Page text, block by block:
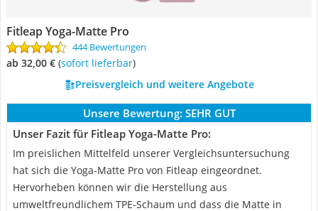
Fitleap Yoga-Matte Pro
444 Bewertungen
ab 32,00 € ( Sofort lieferbar)
Preisvergleich und weitere Angebote
Unsere Bewertung: SEHR GUT
Unser Fazit für Fitleap Yoga-Matte Pro:
Im preislichen Mittelfeld unserer Vergleichsuntersuchung
hat sich die Yoga-Matte Pro von Fitleap eingeordnet.
Hervorheben können wir die Herstellung aus
umweltfreundlichem TPE-Schaum und dass die Matte in